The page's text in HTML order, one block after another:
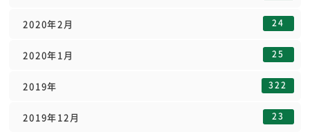
2020年2月 24
2020年1月 25
2019年 322
2019年12月 23